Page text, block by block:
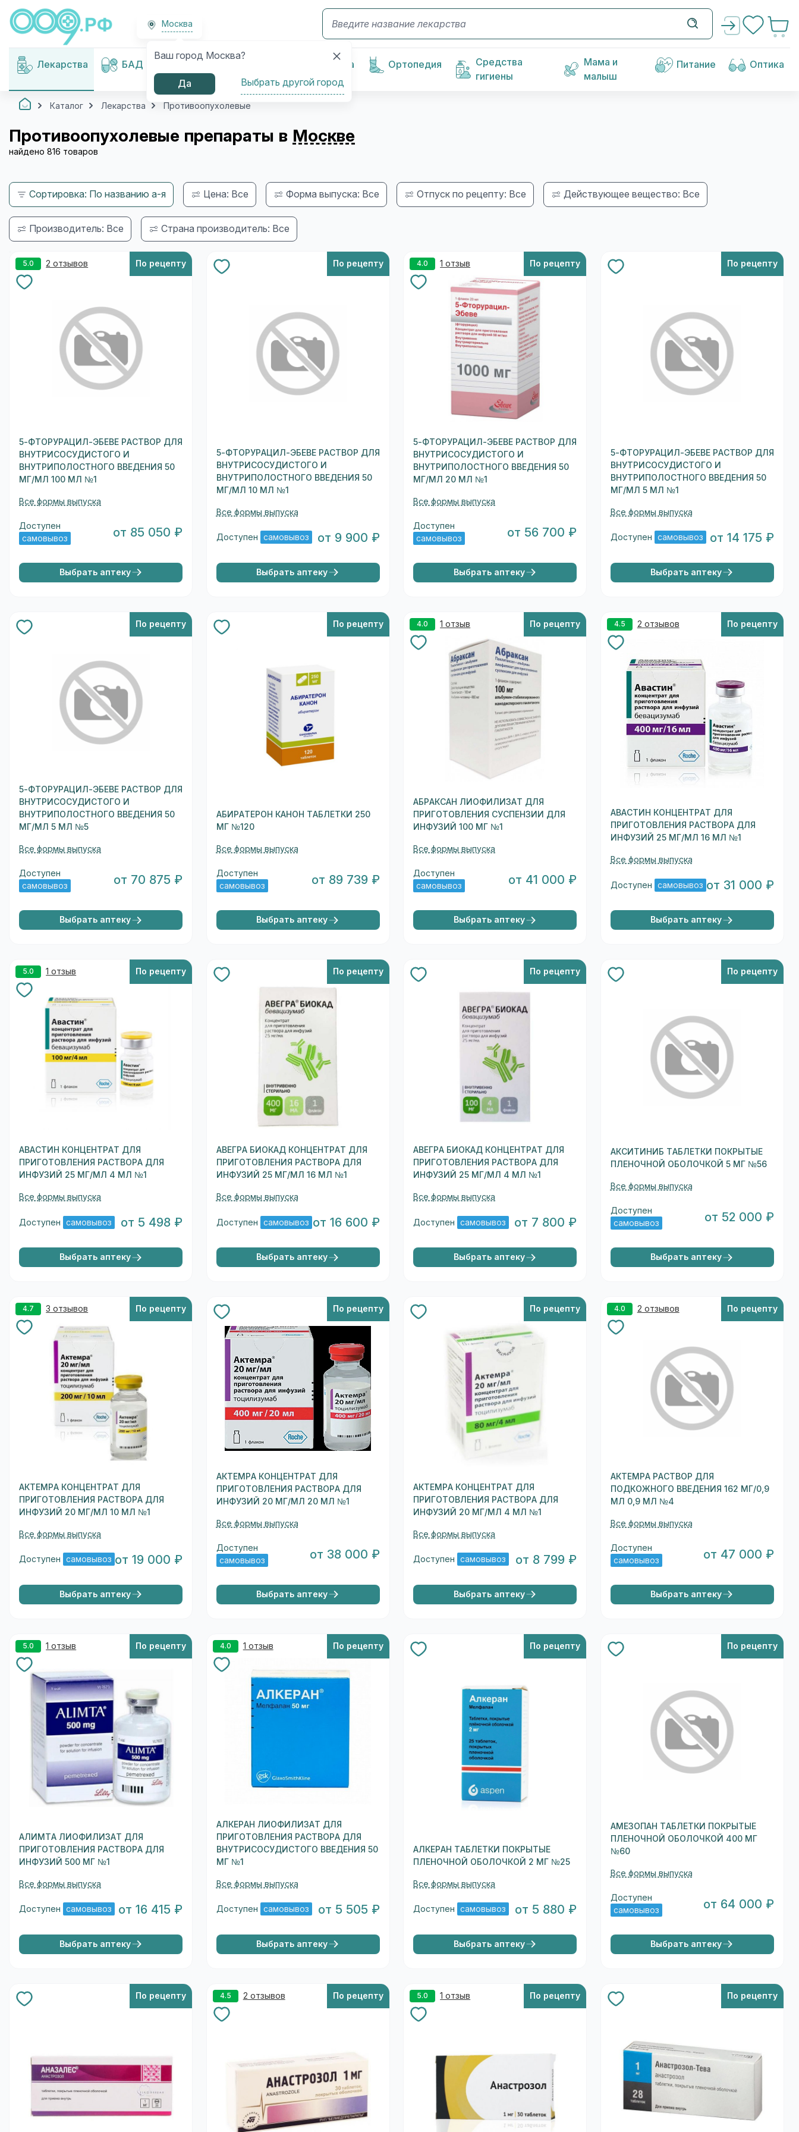
Москва
Ваш город Москва?
Да Выбрать другой город
Лекарства БАД
Медицинские
изделия
Косметика Ортопедия
Средства
гигиены
Мама и
малыш
Питание Оптика
Каталог Лекарства Противоопухолевые
Противоопухолевые препараты в Москве
найдено 816 товаров
Сортировка: По названию а-я Цена: Все Форма выпуска: Все Отпуск по рецепту: Все Действующее вещество: Все
Производитель: Все Страна производитель: Все
5.0 2 отзывов По рецепту
5-ФТОРУРАЦИЛ-ЭБЕВЕ РАСТВОР ДЛЯ
ВНУТРИСОСУДИСТОГО И
ВНУТРИПОЛОСТНОГО ВВЕДЕНИЯ 50
МГ/МЛ 100 МЛ №1
Все формы выпуска
Доступен
самовывоз
от 85 050 ₽
Выбрать аптеку
По рецепту
5-ФТОРУРАЦИЛ-ЭБЕВЕ РАСТВОР ДЛЯ
ВНУТРИСОСУДИСТОГО И
ВНУТРИПОЛОСТНОГО ВВЕДЕНИЯ 50
МГ/МЛ 10 МЛ №1
Все формы выпуска
Доступен самовывоз от 9 900 ₽
Выбрать аптеку
4.0 1 отзыв По рецепту
5-ФТОРУРАЦИЛ-ЭБЕВЕ РАСТВОР ДЛЯ
ВНУТРИСОСУДИСТОГО И
ВНУТРИПОЛОСТНОГО ВВЕДЕНИЯ 50
МГ/МЛ 20 МЛ №1
Все формы выпуска
Доступен
самовывоз
от 56 700 ₽
Выбрать аптеку
По рецепту
5-ФТОРУРАЦИЛ-ЭБЕВЕ РАСТВОР ДЛЯ
ВНУТРИСОСУДИСТОГО И
ВНУТРИПОЛОСТНОГО ВВЕДЕНИЯ 50
МГ/МЛ 5 МЛ №1
Все формы выпуска
Доступен самовывоз от 14 175 ₽
Выбрать аптеку
По рецепту
5-ФТОРУРАЦИЛ-ЭБЕВЕ РАСТВОР ДЛЯ
ВНУТРИСОСУДИСТОГО И
ВНУТРИПОЛОСТНОГО ВВЕДЕНИЯ 50
МГ/МЛ 5 МЛ №5
Все формы выпуска
Доступен
самовывоз
от 70 875 ₽
Выбрать аптеку
По рецепту
АБИРАТЕРОН КАНОН ТАБЛЕТКИ 250
МГ №120
Все формы выпуска
Доступен
самовывоз
от 89 739 ₽
Выбрать аптеку
4.0 1 отзыв По рецепту
АБРАКСАН ЛИОФИЛИЗАТ ДЛЯ
ПРИГОТОВЛЕНИЯ СУСПЕНЗИИ ДЛЯ
ИНФУЗИЙ 100 МГ №1
Все формы выпуска
Доступен
самовывоз
от 41 000 ₽
Выбрать аптеку
4.5 2 отзывов По рецепту
АВАСТИН КОНЦЕНТРАТ ДЛЯ
ПРИГОТОВЛЕНИЯ РАСТВОРА ДЛЯ
ИНФУЗИЙ 25 МГ/МЛ 16 МЛ №1
Все формы выпуска
Доступен самовывоз от 31 000 ₽
Выбрать аптеку
5.0 1 отзыв По рецепту
АВАСТИН КОНЦЕНТРАТ ДЛЯ
ПРИГОТОВЛЕНИЯ РАСТВОРА ДЛЯ
ИНФУЗИЙ 25 МГ/МЛ 4 МЛ №1
Все формы выпуска
Доступен самовывоз от 5 498 ₽
Выбрать аптеку
По рецепту
АВЕГРА БИОКАД КОНЦЕНТРАТ ДЛЯ
ПРИГОТОВЛЕНИЯ РАСТВОРА ДЛЯ
ИНФУЗИЙ 25 МГ/МЛ 16 МЛ №1
Все формы выпуска
Доступен самовывоз от 16 600 ₽
Выбрать аптеку
По рецепту
АВЕГРА БИОКАД КОНЦЕНТРАТ ДЛЯ
ПРИГОТОВЛЕНИЯ РАСТВОРА ДЛЯ
ИНФУЗИЙ 25 МГ/МЛ 4 МЛ №1
Все формы выпуска
Доступен самовывоз от 7 800 ₽
Выбрать аптеку
По рецепту
АКСИТИНИБ ТАБЛЕТКИ ПОКРЫТЫЕ
ПЛЕНОЧНОЙ ОБОЛОЧКОЙ 5 МГ №56
Все формы выпуска
Доступен
самовывоз
от 52 000 ₽
Выбрать аптеку
4.7 3 отзывов По рецепту
АКТЕМРА КОНЦЕНТРАТ ДЛЯ
ПРИГОТОВЛЕНИЯ РАСТВОРА ДЛЯ
ИНФУЗИЙ 20 МГ/МЛ 10 МЛ №1
Все формы выпуска
Доступен самовывоз от 19 000 ₽
Выбрать аптеку
По рецепту
АКТЕМРА КОНЦЕНТРАТ ДЛЯ
ПРИГОТОВЛЕНИЯ РАСТВОРА ДЛЯ
ИНФУЗИЙ 20 МГ/МЛ 20 МЛ №1
Все формы выпуска
Доступен
самовывоз
от 38 000 ₽
Выбрать аптеку
По рецепту
АКТЕМРА КОНЦЕНТРАТ ДЛЯ
ПРИГОТОВЛЕНИЯ РАСТВОРА ДЛЯ
ИНФУЗИЙ 20 МГ/МЛ 4 МЛ №1
Все формы выпуска
Доступен самовывоз от 8 799 ₽
Выбрать аптеку
4.0 2 отзывов По рецепту
АКТЕМРА РАСТВОР ДЛЯ
ПОДКОЖНОГО ВВЕДЕНИЯ 162 МГ/0,9
МЛ 0,9 МЛ №4
Все формы выпуска
Доступен
самовывоз
от 47 000 ₽
Выбрать аптеку
5.0 1 отзыв По рецепту
АЛИМТА ЛИОФИЛИЗАТ ДЛЯ
ПРИГОТОВЛЕНИЯ РАСТВОРА ДЛЯ
ИНФУЗИЙ 500 МГ №1
Все формы выпуска
Доступен самовывоз от 16 415 ₽
Выбрать аптеку
4.0 1 отзыв По рецепту
АЛКЕРАН ЛИОФИЛИЗАТ ДЛЯ
ПРИГОТОВЛЕНИЯ РАСТВОРА ДЛЯ
ВНУТРИСОСУДИСТОГО ВВЕДЕНИЯ 50
МГ №1
Все формы выпуска
Доступен самовывоз от 5 505 ₽
Выбрать аптеку
По рецепту
АЛКЕРАН ТАБЛЕТКИ ПОКРЫТЫЕ
ПЛЕНОЧНОЙ ОБОЛОЧКОЙ 2 МГ №25
Все формы выпуска
Доступен самовывоз от 5 880 ₽
Выбрать аптеку
По рецепту
АМЕЗОПАН ТАБЛЕТКИ ПОКРЫТЫЕ
ПЛЕНОЧНОЙ ОБОЛОЧКОЙ 400 МГ
№60
Все формы выпуска
Доступен
самовывоз
от 64 000 ₽
Выбрать аптеку
По рецепту 4.5 2 отзывов По рецепту 5.0 1 отзыв По рецепту По рецепту